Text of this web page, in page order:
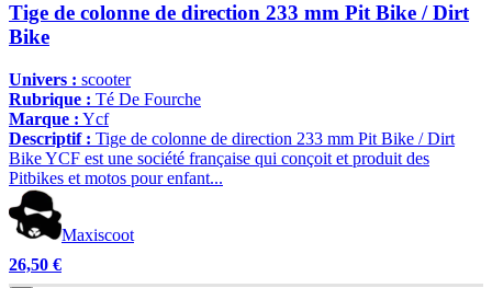
Tige de colonne de direction 233 mm Pit Bike / Dirt
Bike
Univers : scooter
Rubrique : Té De Fourche
Marque : Ycf
Descriptif : Tige de colonne de direction 233 mm Pit Bike / Dirt
Bike YCF est une société française qui conçoit et produit des
Pitbikes et motos pour enfant...
Maxiscoot
26,50 €